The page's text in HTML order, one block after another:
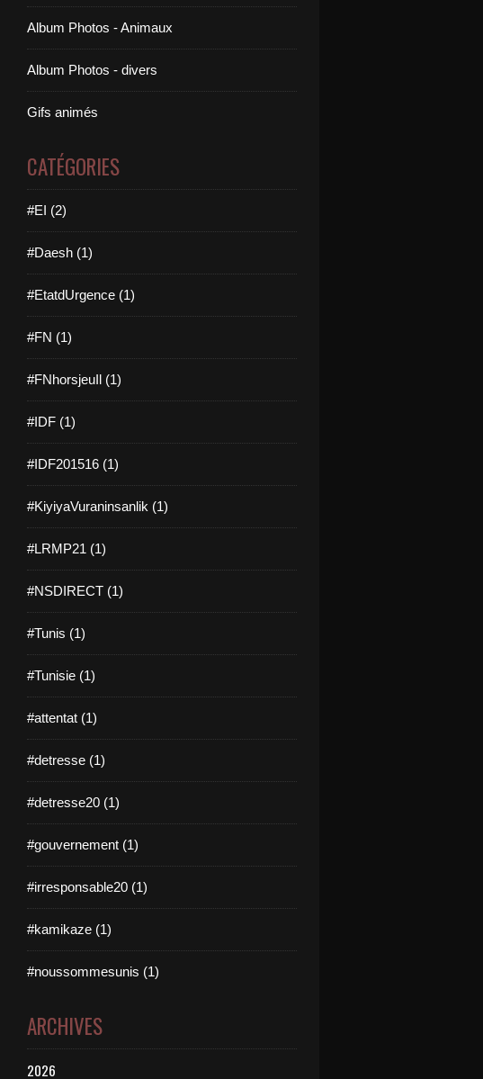
Album Photos - Animaux
Album Photos - divers
Gifs animés
CATÉGORIES
#EI (2)
#Daesh (1)
#EtatdUrgence (1)
#FN (1)
#FNhorsjeuIl (1)
#IDF (1)
#IDF201516 (1)
#KiyiyaVuraninsanlik (1)
#LRMP21 (1)
#NSDIRECT (1)
#Tunis (1)
#Tunisie (1)
#attentat (1)
#detresse (1)
#detresse20 (1)
#gouvernement (1)
#irresponsable20 (1)
#kamikaze (1)
#noussommesunis (1)
ARCHIVES
2026